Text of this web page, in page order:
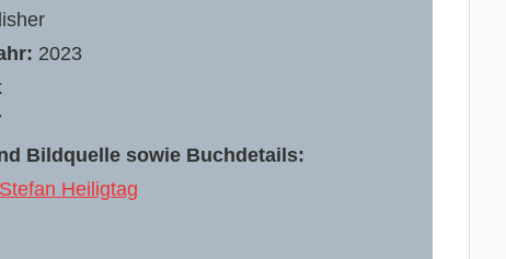
2023
Bildquelle sowie Buchdetails:
Heiligtag